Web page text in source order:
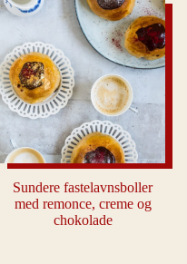
Sundere fastelavnsboller
med remonce, creme og
chokolade